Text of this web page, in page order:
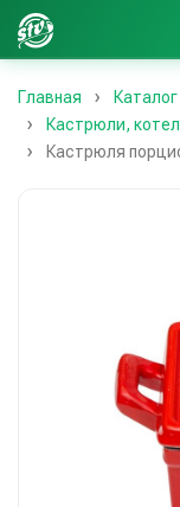
Главная Каталог
Кастрюли,
Кастрюля